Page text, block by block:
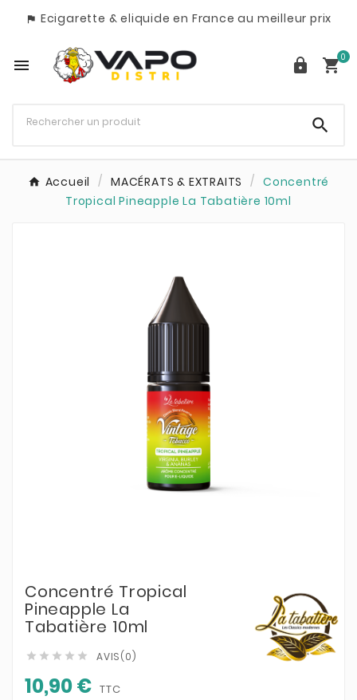
 Ecigarette & eliquide en France au meilleur prix
  0

Accueil MACÉRATS & EXTRAITS
Concentré
Tropical Pineapple La Tabatière 10ml
Concentré Tropical
Pineapple La
Tabatière 10ml
     AVIS(0)
10,90 € TTC